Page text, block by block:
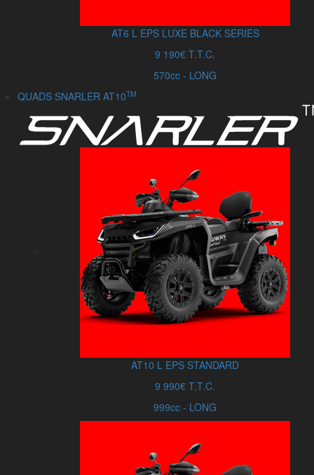
AT6 L EPS LUXE BLACK SERIES
9 190€ T.T.C.
570cc - LONG
QUADS SNARLER AT10TM
AT10 L EPS STANDARD
9 990€ T.T.C.
999cc - LONG